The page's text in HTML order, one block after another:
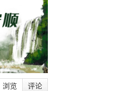
浏览 评论